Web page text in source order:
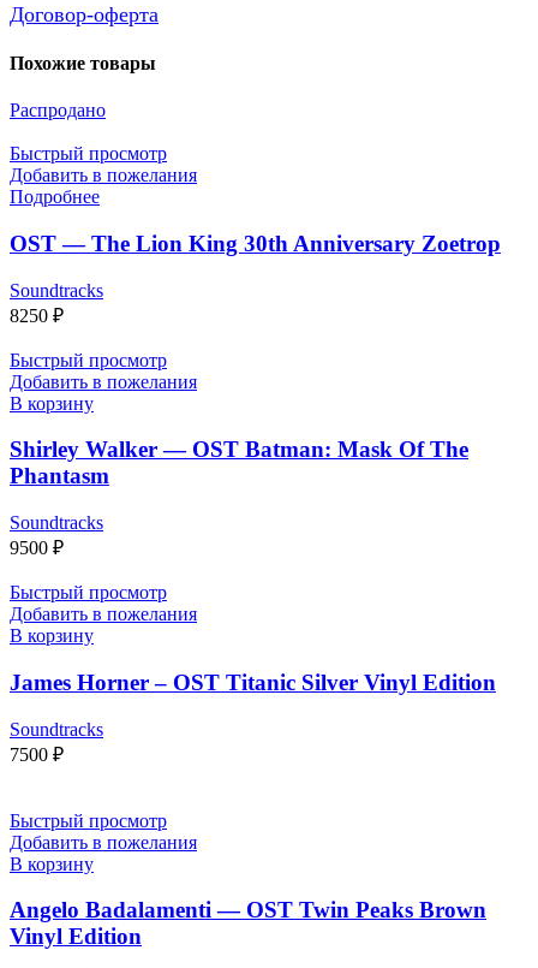
Договор-оферта
Похожие товары
Распродано
Быстрый просмотр
Добавить в пожелания
Подробнее
OST — The Lion King 30th Anniversary Zoetrop
Soundtracks
8250 ₽
Быстрый просмотр
Добавить в пожелания
В корзину
Shirley Walker — OST Batman: Mask Of The
Phantasm
Soundtracks
9500 ₽
Быстрый просмотр
Добавить в пожелания
В корзину
James Horner – OST Titanic Silver Vinyl Edition
Soundtracks
7500 ₽
Быстрый просмотр
Добавить в пожелания
В корзину
Angelo Badalamenti — OST Twin Peaks Brown
Vinyl Edition